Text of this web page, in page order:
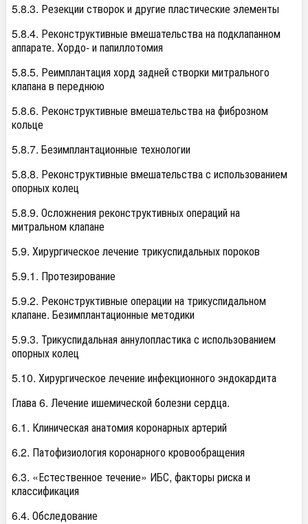
5.8.3. Резекции створок и другие пластические элементы
5.8.4. Реконструктивные вмешательства на подклапанном
аппарате. Хордо- и папиллотомия
5.8.5. Реимплантация хорд задней створки митрального
клапана в переднюю
5.8.6. Реконструктивные вмешательства на фиброзном
кольце
5.8.7. Безимплантационные технологии
5.8.8. Реконструктивные вмешательства с использованием
опорных колец
5.8.9. Осложнения реконструктивных операций на
митральном клапане
5.9. Хирургическое лечение трикуспидальных пороков
5.9.1. Протезирование
5.9.2. Реконструктивные операции на трикуспидальном
клапане. Безимплантационные методики
5.9.3. Трикуспидальная аннулопластика с использованием
опорных колец
5.10. Хирургическое лечение инфекционного эндокардита
Глава 6. Лечение ишемической болезни сердца.
6.1. Клиническая анатомия коронарных артерий
6.2. Патофизиология коронарного кровообращения
6.3. «Естественное течение» ИБС, факторы риска и
классификация
6.4. Обследование